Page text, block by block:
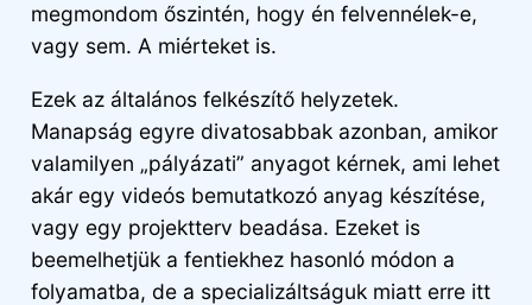
megmondom őszintén, hogy én felvennélek-e,
vagy sem. A miérteket is.
Ezek az általános felkészítő helyzetek.
Manapság egyre divatosabbak azonban, amikor
valamilyen „pályázati” anyagot kérnek, ami lehet
akár egy videós bemutatkozó anyag készítése,
vagy egy projektterv beadása. Ezeket is
beemelhetjük a fentiekhez hasonló módon a
folyamatba, de a specializáltságuk miatt erre itt